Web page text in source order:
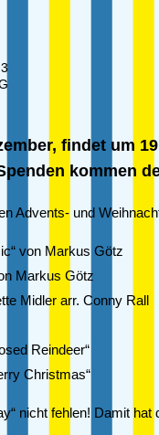
findet um
kommen
Advents- und
von Markus Götz
Markus Götz
Midler arr. Conny Rall
Reindeer“
Christmas“
nicht fehlen! Damit